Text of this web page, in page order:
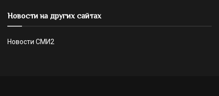
Новости на других сайтах
Новости СМИ2